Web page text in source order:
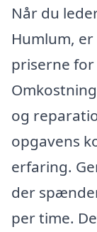
Når du
Humlum,
priserne for
og
opgavens
erfaring.
der
per time.